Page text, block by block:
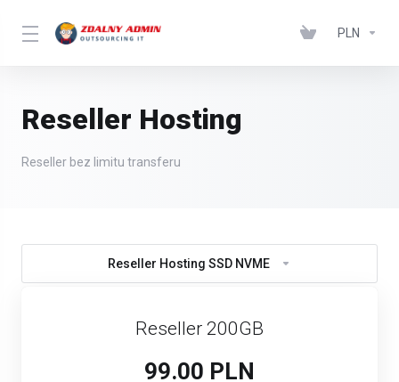
PLN
Reseller Hosting
Reseller bez limitu transferu
Reseller Hosting SSD NVME
Reseller 200GB
99.00 PLN